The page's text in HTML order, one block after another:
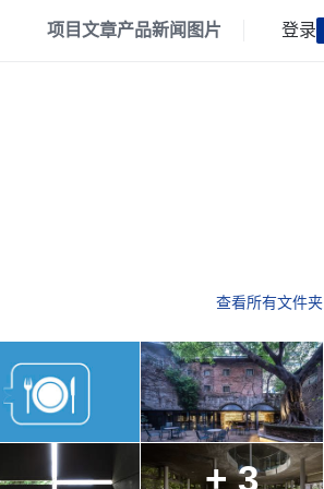
项目文章产品新闻 图片 登录
查看所有文件夹
+ 3